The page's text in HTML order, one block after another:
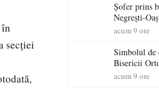
secției
Șofer prins
Negrești-
după un
acum 9 ore
Simbolul de
Bisericii
(3)
acum 9 ore